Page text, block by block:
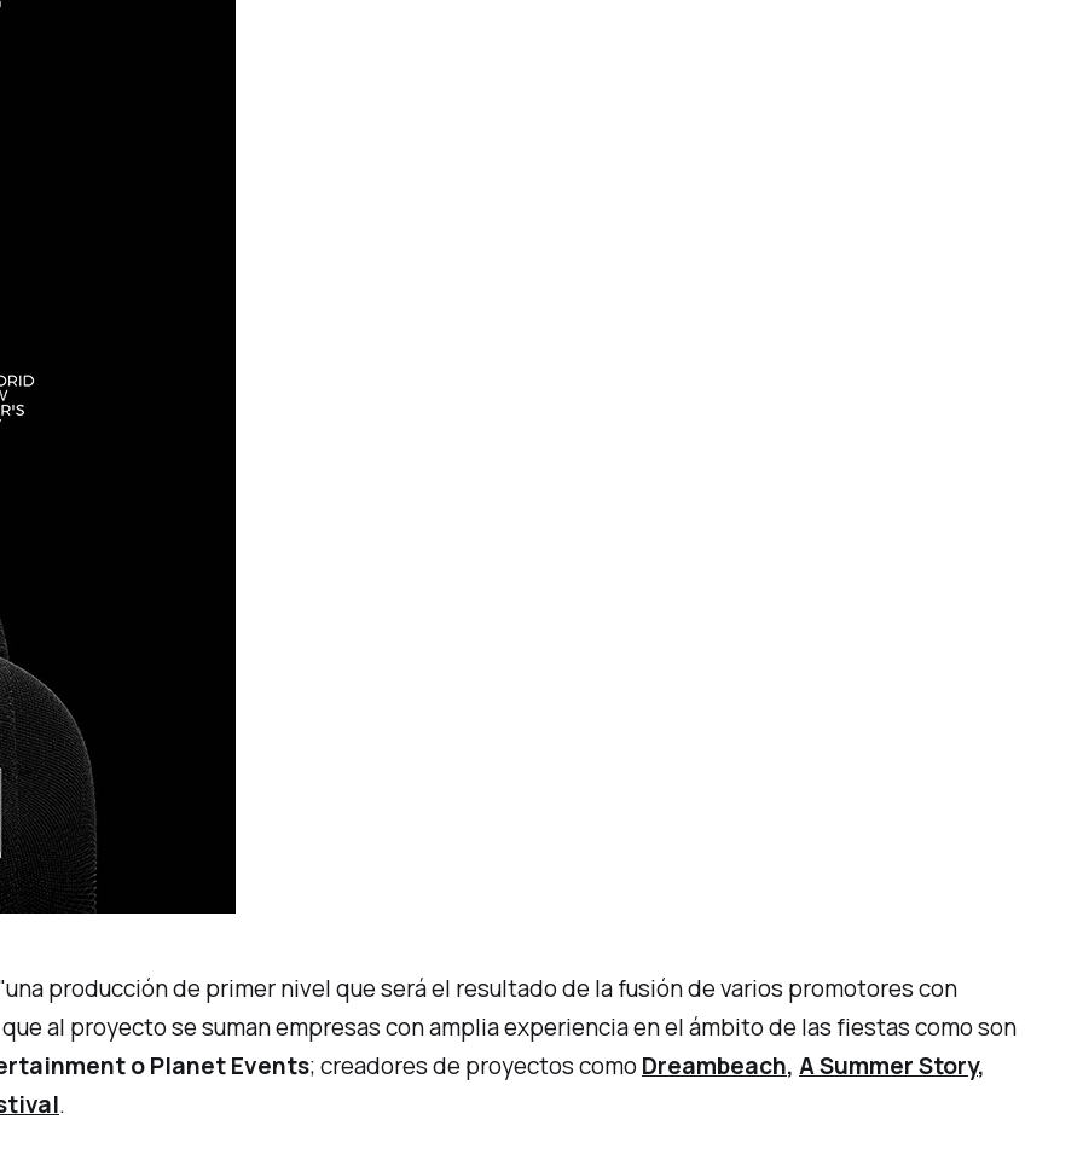
producción de primer nivel que será el resultado de la fusión de varios promotores con
que al proyecto se suman empresas con amplia experiencia en el ámbito de las fiestas como son
o Planet Events; creadores de proyectos comoDreambeach,A Summer Story,
.